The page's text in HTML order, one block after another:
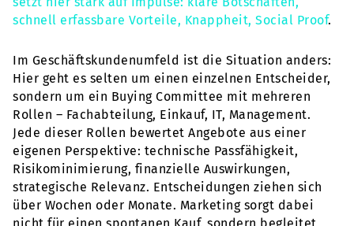
schnell erfassbare Vorteile, Knappheit, Social Proof.
Im Geschäftskundenumfeld ist die Situation anders:
Hier geht es selten um einen einzelnen Entscheider,
sondern um ein Buying Committee mit mehreren
Rollen – Fachabteilung, Einkauf, IT, Management.
Jede dieser Rollen bewertet Angebote aus einer
eigenen Perspektive: technische Passfähigkeit,
Risikominimierung, finanzielle Auswirkungen,
strategische Relevanz. Entscheidungen ziehen sich
über Wochen oder Monate. Marketing sorgt dabei